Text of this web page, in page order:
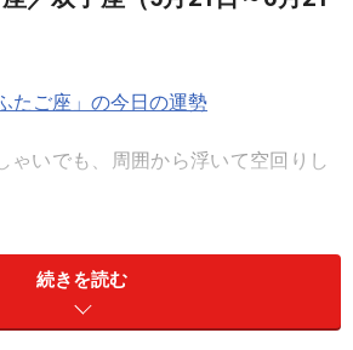
ゃいでも、周囲から浮いて空回りし
射手座（11月23日～12月21
続きを読む